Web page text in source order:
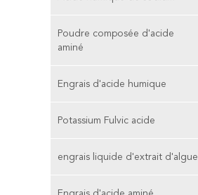
Poudre composée d'acide
aminé
Engrais d'acide humique
Potassium Fulvic acide
engrais liquide d'extrait d'algue